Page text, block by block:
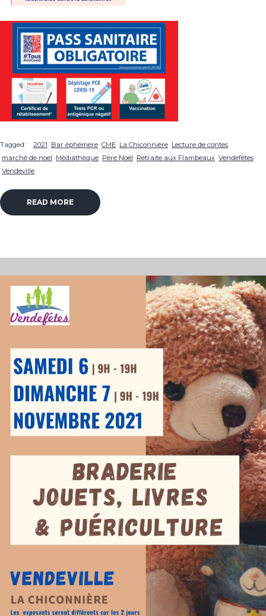
Tagged: 2021 Bar éphémère CME La Chiconnière Lecture de contes
marché de noel Médiathèque Père Noël Retraite aux Flambeaux Vendefêtes
Vendeville
READ MORE